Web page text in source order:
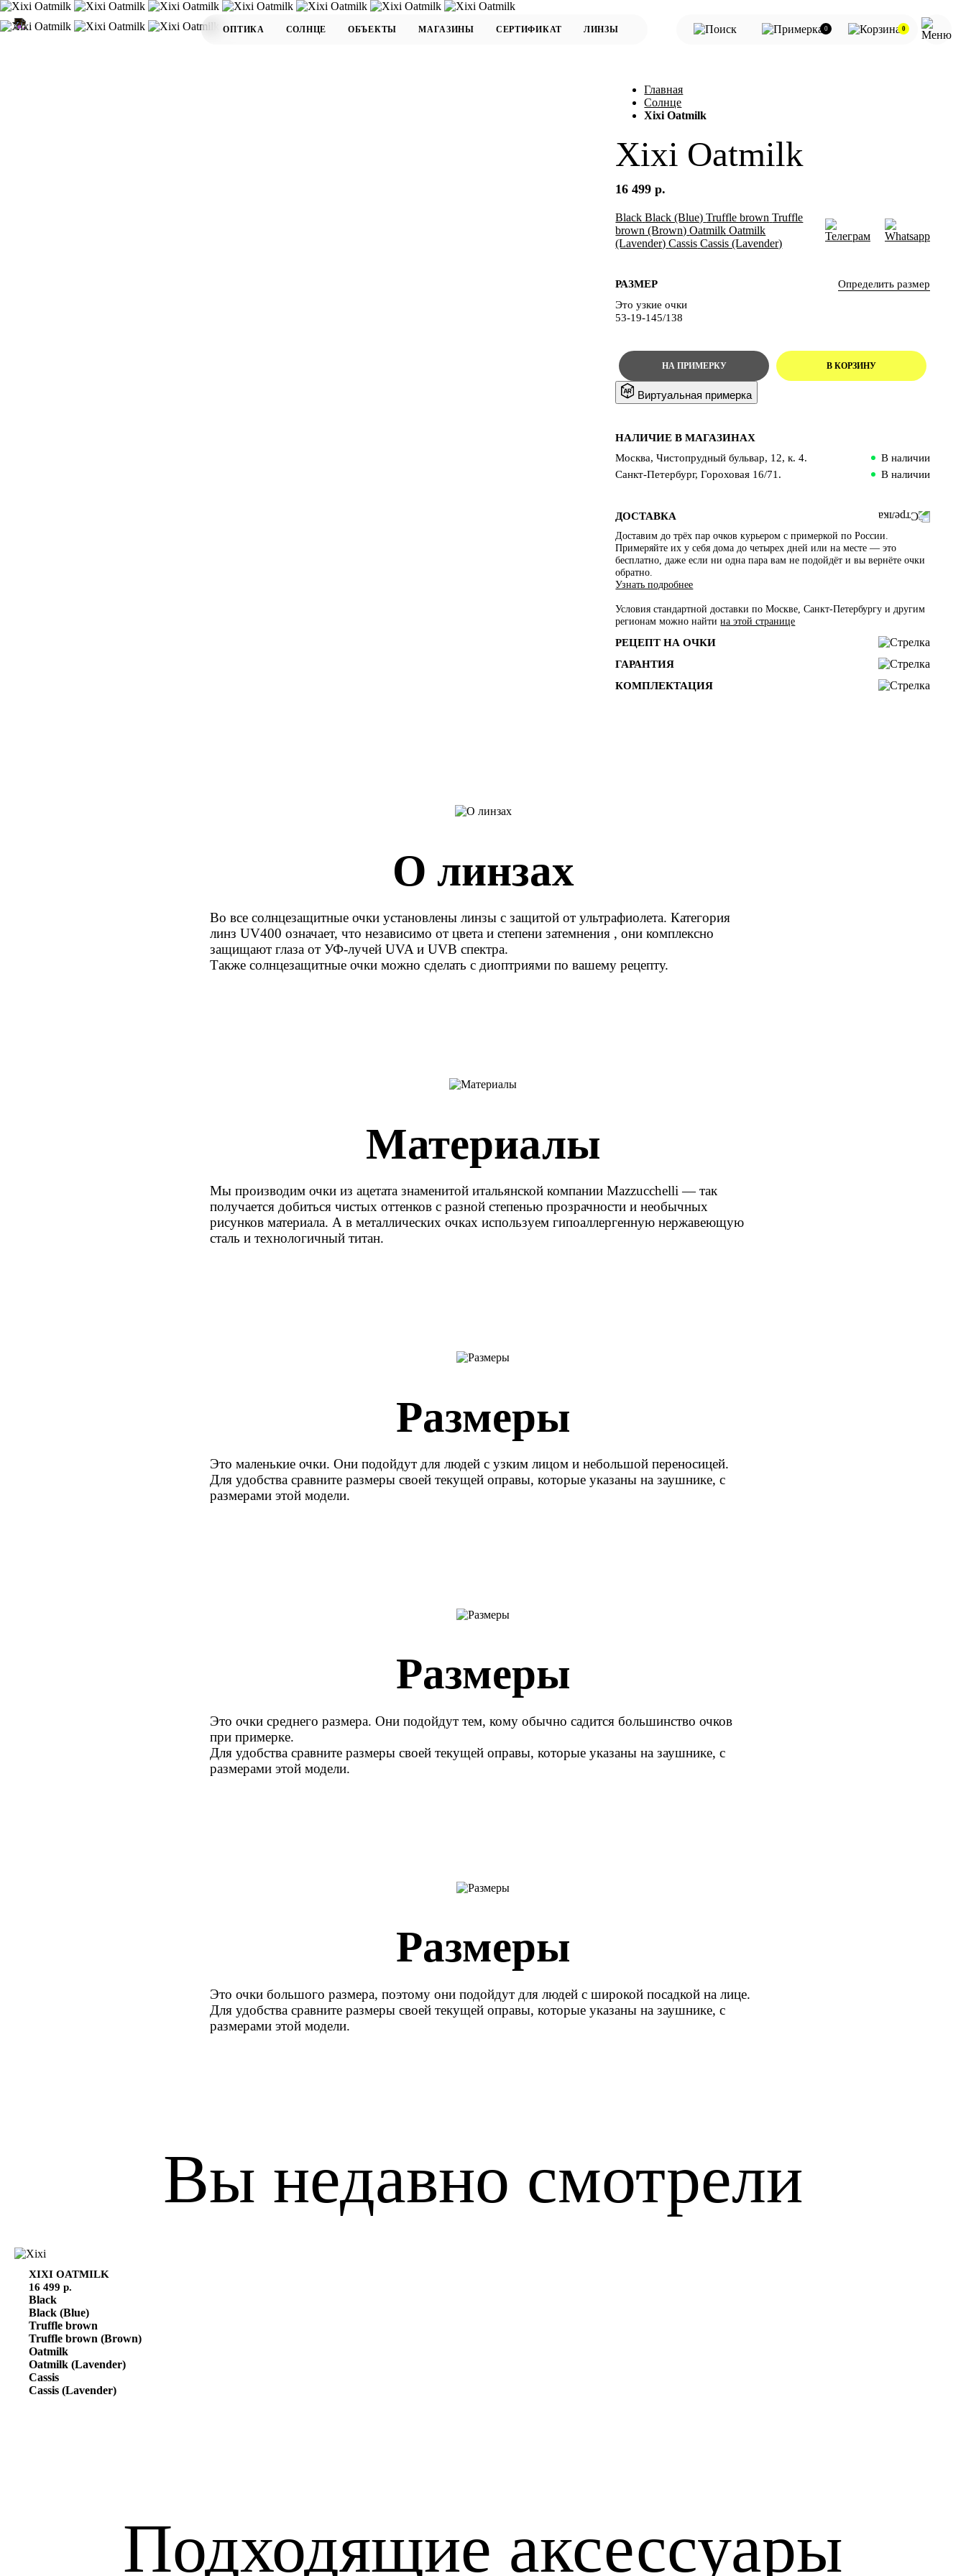
0 0
Главная
Солнце
Xixi Oatmilk
Xixi Oatmilk
16 499 р.
Black Black (Blue) Truffle brown Truffle
brown (Brown) Oatmilk Oatmilk
(Lavender) Cassis Cassis (Lavender)
РАЗМЕР
Определить размер
Это узкие очки
53-19-145/138
Виртуальная примерка
НАЛИЧИЕ В МАГАЗИНАХ
Москва, Чистопрудный бульвар, 12, к. 4.
В наличии
Санкт-Петербург, Гороховая 16/71.
В наличии
ДОСТАВКА
Доставим до трёх пар очков курьером с примеркой по России.
Примеряйте их у себя дома до четырех дней или на месте — это
бесплатно, даже если ни одна пара вам не подойдёт и вы вернёте очки
обратно.
Узнать подробнее
Условия стандартной доставки по Москве, Санкт-Петербургу и другим
регионам можно найтина этой странице
РЕЦЕПТ НА ОЧКИ
ГАРАНТИЯ
КОМПЛЕКТАЦИЯ
О линзах
Во все солнцезащитные очки установлены линзы c защитой от ультрафиолета. Категория
линз UV400 означает, что независимо от цвета и степени затемнения , они комплексно
защищают глаза от УФ-лучей UVA и UVB спектра.
Также солнцезащитные очки можно сделать с диоптриями по вашему рецепту.
Материалы
Мы производим очки из ацетата знаменитой итальянской компании Mazzucchelli — так
получается добиться чистых оттенков с разной степенью прозрачности и необычных
рисунков материала. А в металлических очках используем гипоаллергенную нержавеющую
сталь и технологичный титан.
Размеры
Это маленькие очки. Они подойдут для людей с узким лицом и небольшой переносицей.
Для удобства сравните размеры своей текущей оправы, которые указаны на заушнике, с
размерами этой модели.
Размеры
Это очки среднего размера. Они подойдут тем, кому обычно садится большинство очков
при примерке.
Для удобства сравните размеры своей текущей оправы, которые указаны на заушнике, с
размерами этой модели.
Размеры
Это очки большого размера, поэтому они подойдут для людей с широкой посадкой на лице.
Для удобства сравните размеры своей текущей оправы, которые указаны на заушнике, с
размерами этой модели.
Вы недавно смотрели
XIXI OATMILK
16 499 р.
Black
Black (Blue)
Truffle brown
Truffle brown (Brown)
Oatmilk
Oatmilk (Lavender)
Cassis
Cassis (Lavender)
Подходящие аксессуары